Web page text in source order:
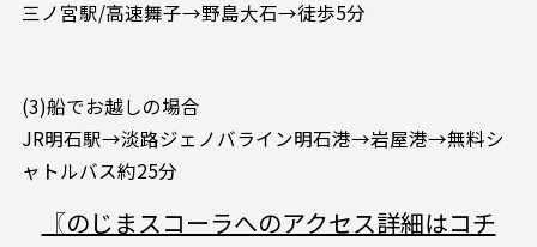
三ノ宮駅/高速舞子→野島大石→徒歩5分
(3)船でお越しの場合
JR明石駅→淡路ジェノバライン明石港→岩屋港→無料シ
ャトルバス約25分
〖のじまスコーラへのアクセス詳細はコチ